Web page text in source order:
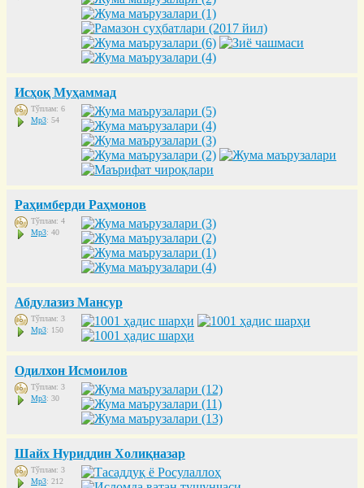
Исҳоқ Муҳаммад
Тўплам: 6
Mp3: 54
Раҳимберди Раҳмонов
Тўплам: 4
Mp3: 40
Абдулазиз Мансур
Тўплам: 3
Mp3: 150
Одилхон Исмоилов
Тўплам: 3
Mp3: 30
Шайх Нуриддин Холиқназар
Тўплам: 3
Mp3: 212